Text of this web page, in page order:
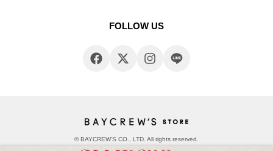
FOLLOW US
© BAYCREW’S CO., LTD. All rights reserved.